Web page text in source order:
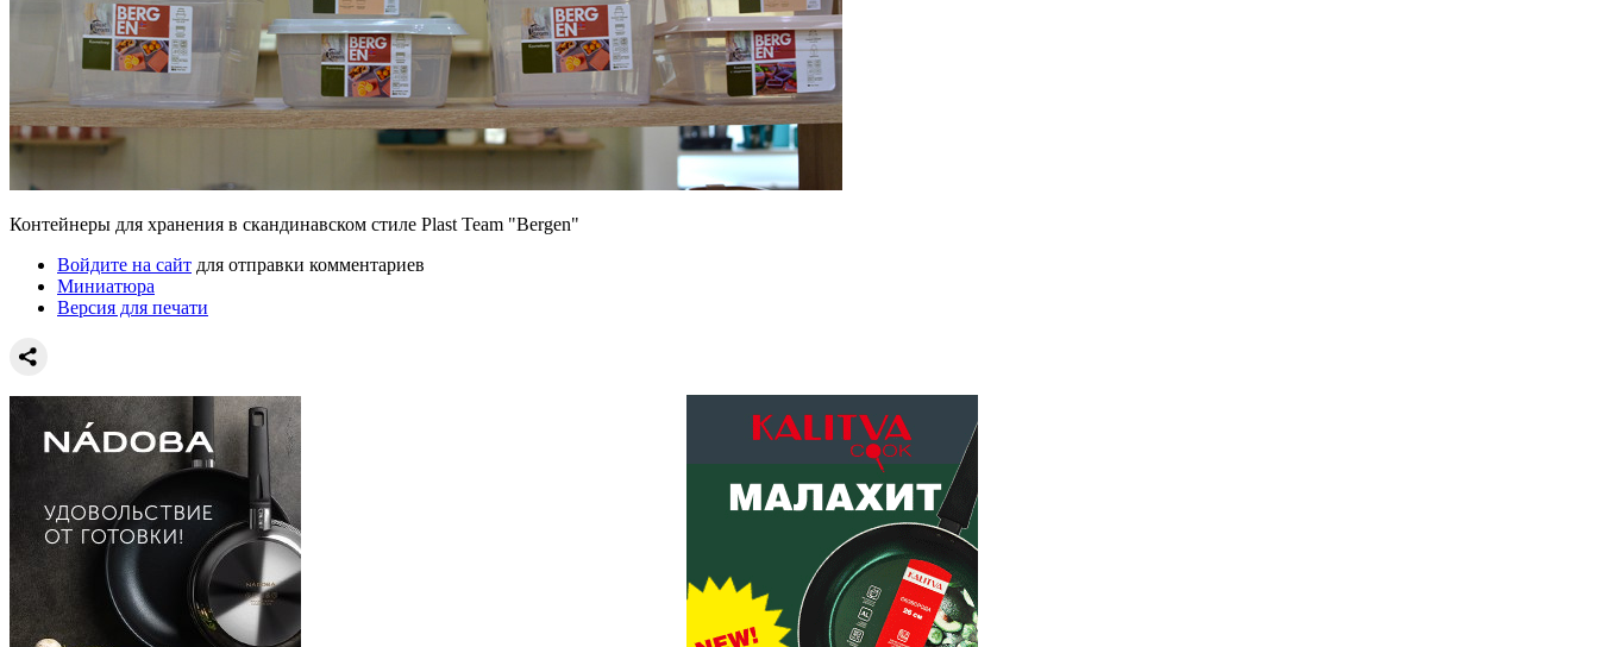
Контейнеры для хранения в скандинавском стиле Plast Team "Bergen"
Войдите на сайт для отправки комментариев
Миниатюра
Версия для печати